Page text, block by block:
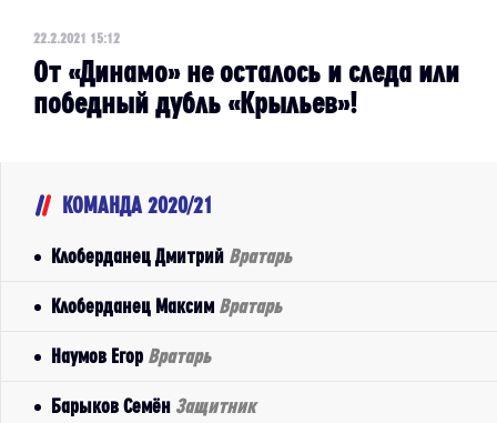
22.2.2021 15:12
От «Динамо» не осталось и следа или
победный дубль «Крыльев»!
КОМАНДА 2020/21
Клоберданец Дмитрий Вратарь
Клоберданец Максим Вратарь
Наумов Егор Вратарь
Барыков Семён Защитник